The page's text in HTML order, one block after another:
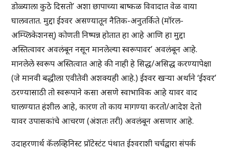
डोळ्याला कुठे दिसतो’ अशा छापाच्या बाष्कळ विवादात वेळ वाया
घालवतात. मुद्दा ईश्वर असण्यातून नैतिक-अनुतर्किते (मॉरल-
अम्प्लिकेशनस्) कोणती निष्पन्न होतात हा आहे आणि हा मुद्दा
अस्तित्वावर अवलंबून नसून मानलेल्या स्वरूपावर’ अवलंबून आहे.
मानलेले स्वरूप अस्तित्वात आहे की नाही हे सिद्ध/असिद्ध करण्यापेक्षा
(जे मानवी बद्धीला एवीतेवी अशक्यही आहे.) ईश्वर खऱ्या अर्थाने ‘ईश्वर’
ठरण्यासाठी तो स्वरूपाने कसा असणे स्वाभाविक आहे यावर वाद
घालण्यात हंशील आहे, कारण तो काय मागण्या करतो/आदेश देतो
यावर उपासकांचे आचरण (अंशतः तरी) अवलंबून असणार आहे.
उदाहरणार्थ कॅलव्हिनिस्ट प्रॉटेस्टंट पंथात ईश्वराशी चर्चद्वारा संपर्क